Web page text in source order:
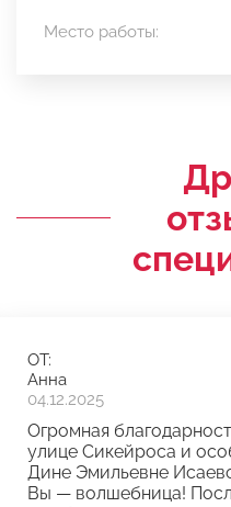
Место работы:
ОТ:
Анна
04.12.2025
Огромная
улице Сикейроса и
Дине Эмильевне
Вы — волшебница!